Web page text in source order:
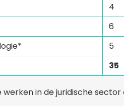
4
6
5
35
werken in de juridische